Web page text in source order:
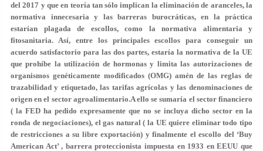
del 2017 y que en teoría tan sólo implican la eliminación de aranceles, la
normativa innecesaria y las barreras burocráticas, en la práctica
estarían plagada de escollos, como la normativa alimentaria y
fitosanitaria. Así, entre los principales escollos para conseguir un
acuerdo satisfactorio para las dos partes, estaría la normativa de la UE
que prohíbe la utilización de hormonas y limita las autorizaciones de
organismos genéticamente modificados (OMG) amén de las reglas de
trazabilidad y etiquetado, las tarifas agrícolas y las denominaciones de
origen en el sector agroalimentario.A ello se sumaría el sector financiero
( la FED ha pedido expresamente que no se incluya dicho sector en la
ronda de negociaciones), el gas natural ( la UE quiere eliminar todo tipo
de restricciones a su libre exportación) y finalmente el escollo del ‘Buy
American Act’ , barrera proteccionista impuesta en 1933 en EEUU que